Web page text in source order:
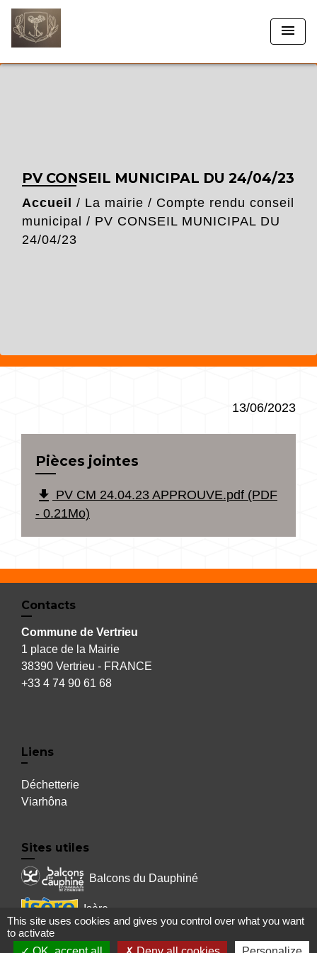
menu
PV CONSEIL MUNICIPAL DU 24/04/23
Accueil / La mairie / Compte rendu conseil
municipal / PV CONSEIL MUNICIPAL DU
24/04/23
13/06/2023
Pièces jointes
file_download PV CM 24.04.23 APPROUVE.pdf (PDF
- 0.21Mo)
Contacts
Commune de Vertrieu
1 place de la Mairie
38390 Vertrieu - FRANCE
+33 4 74 90 61 68
Liens
Déchetterie
Viarhôna
Sites utiles
Balcons du Dauphiné
Isère
Auvergne Rhône Alpes
This site uses cookies and gives you control over what you want
to activate